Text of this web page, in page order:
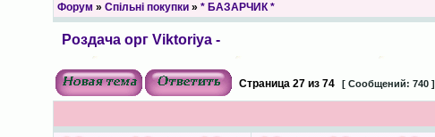
Форум » Спільні покупки» * БАЗАРЧИК *
Роздача орг Viktoriya -
Страница 27из 74 [ Сообщений: 740 ]